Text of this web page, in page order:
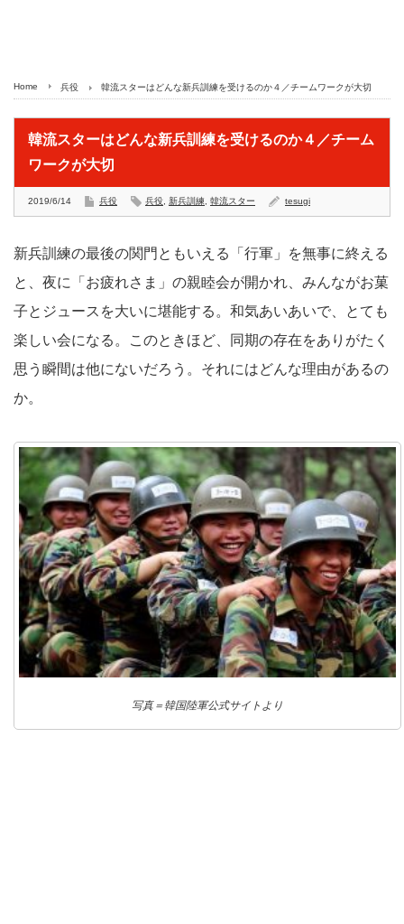
Home 兵役 韓流スターはどんな新兵訓練を受けるのか４／チームワークが大切
韓流スターはどんな新兵訓練を受けるのか４／チーム
ワークが大切
2019/6/14 兵役 兵役 新兵訓練 韓流スター tesugi
新兵訓練の最後の関門ともいえる「行軍」を無事に終える
と、夜に「お疲れさま」の親睦会が開かれ、みんながお菓
子とジュースを大いに堪能する。和気あいあいで、とても
楽しい会になる。このときほど、同期の存在をありがたく
思う瞬間は他にないだろう。それにはどんな理由があるの
か。
写真＝韓国陸軍公式サイトより